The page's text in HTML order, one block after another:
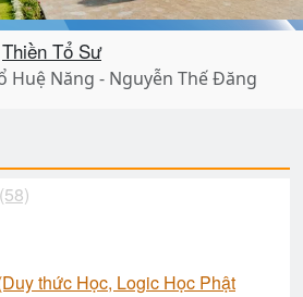
Thiền Tổ Sư
Huệ Năng - Nguyễn Thế Đăng
(58)
thức Học, Logic Học Phật